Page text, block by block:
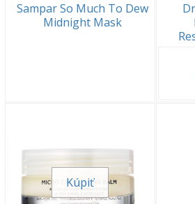
Sampar So Much To Dew
Midnight Mask
Kúpiť